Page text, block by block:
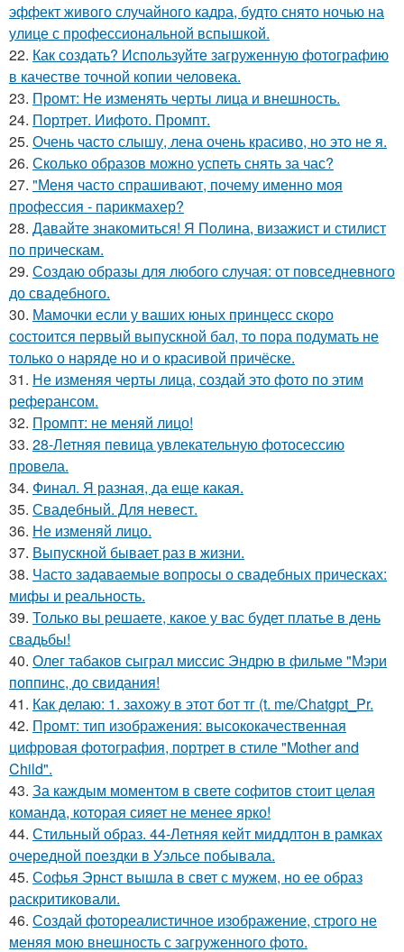
эффект живого случайного кадра, будто снято ночью на
улице с профессиональной вспышкой.
22. Как создать? Используйте загруженную фотографию
в качестве точной копии человека.
23. Промт: Не изменять черты лица и внешность.
24. Портрет. Иифото. Промпт.
25. Очень часто слышу, лена очень красиво, но это не я.
26. Сколько образов можно успеть снять за час?
27. "Меня часто спрашивают, почему именно моя
профессия - парикмахер?
28. Давайте знакомиться! Я Полина, визажист и стилист
по прическам.
29. Создаю образы для любого случая: от повседневного
до свадебного.
30. Мамочки если у ваших юных принцесс скоро
состоится первый выпускной бал, то пора подумать не
только о наряде но и о красивой причёске.
31. Не изменяя черты лица, создай это фото по этим
реферансом.
32. Промпт: не меняй лицо!
33. 28-Летняя певица увлекательную фотосессию
провела.
34. Финал. Я разная, да еще какая.
35. Свадебный. Для невест.
36. Не изменяй лицо.
37. Выпускной бывает раз в жизни.
38. Часто задаваемые вопросы о свадебных прическах:
мифы и реальность.
39. Только вы решаете, какое у вас будет платье в день
свадьбы!
40. Олег табаков сыграл миссис Эндрю в фильме "Мэри
поппинс, до свидания!
41. Как делаю: 1. захожу в этот бот тг (t. me/Chatgpt_Pr.
42. Промт: тип изображения: высококачественная
цифровая фотография, портрет в стиле "Mother and
Child".
43. За каждым моментом в свете софитов стоит целая
команда, которая сияет не менее ярко!
44. Стильный образ. 44-Летняя кейт миддлтон в рамках
очередной поездки в Уэльсе побывала.
45. Софья Эрнст вышла в свет с мужем, но ее образ
раскритиковали.
46. Создай фотореалистичное изображение, строго не
меняя мою внешность с загруженного фото.